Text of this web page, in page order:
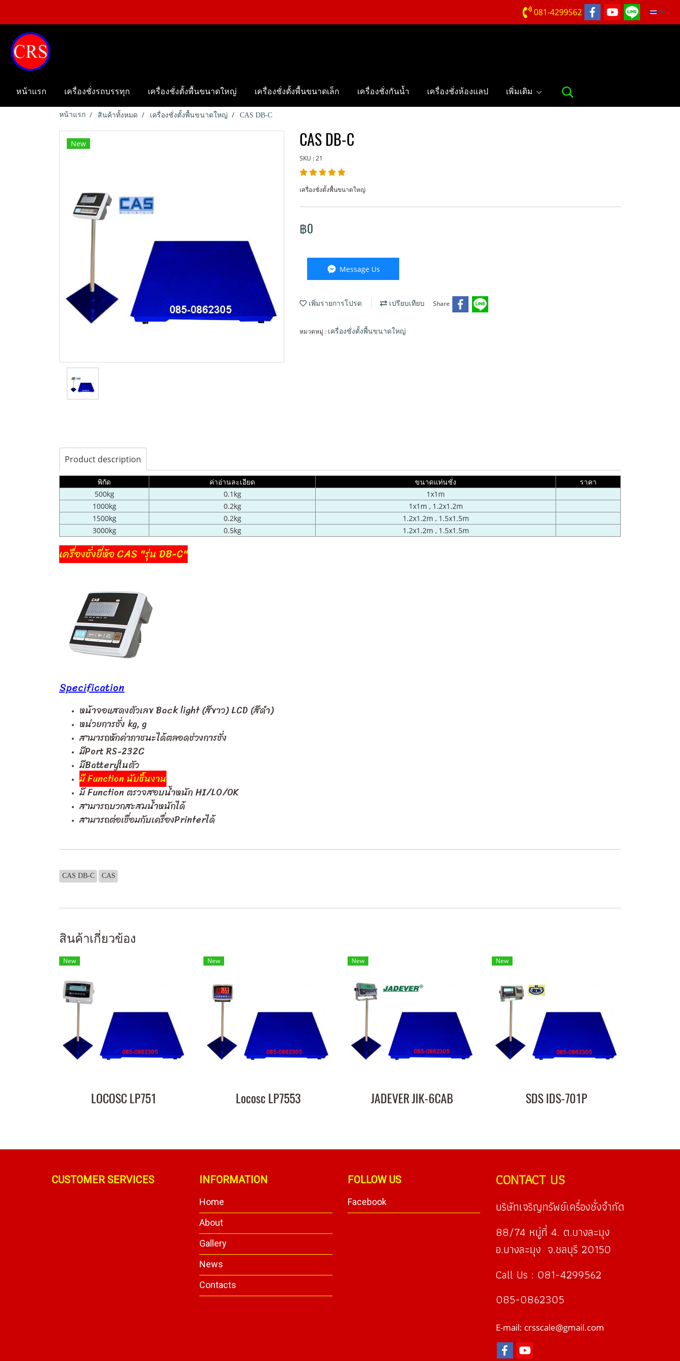
081-4299562 TH
หน้าแรก เครื่องชั่งรถบรรทุก เครื่องชั่งตั้งพื้นขนาดใหญ่ เครื่องชั่งตั้งพื้นขนาดเล็ก เครื่องชั่งกันน้ำ เครื่องชั่งห้องแลป เพิ่มเติม
หน้าแรก สินค้าทั้งหมด เครื่องชั่งตั้งพื้นขนาดใหญ่ CAS DB-C
New CAS DB-C
SKU : 21
เครื่องชั่งตั้งพื้นขนาดใหญ่
฿0
Message Us
เพิ่มรายการโปรด เปรียบเทียบ Share
หมวดหมู่ : เครื่องชั่งตั้งพื้นขนาดใหญ่
Product description
พิกัด ค่าอ่านละเอียด ขนาดแท่นชั่ง
ราคา
500kg
0.1kg
1x1m
1000kg
0.2kg
1x1m , 1.2x1.2m
1500kg
0.2kg
1.2x1.2m , 1.5x1.5m
3000kg
0.5kg 1.2x1.2m , 1.5x1.5m
เครื่องชั่งยี่ห้อ CAS "รุ่น DB-C"
Specification
หน้าจอแสดงตัวเลข Back light (สีขาว) LCD (สีดำ)
หน่วยการชั่ง kg, g
สามารถหักค่าภาชนะได้ตลอดช่วงการชั่ง
มีPort RS-232C
มีBatteryในตัว
มี Function นับชิ้นงาน
มี Function ตรวจสอบน้ำหนัก HI/LO/OK
สามารถบวกสะสมน้ำหนักได้
สามารถต่อเชื่อมกับเครื่องPrinterได้
CAS DB-C CAS
สินค้าเกี่ยวข้อง
New
LOCOSC LP751
New
Locosc LP7553
New
JADEVER JIK-6CAB
New
SDS IDS-701P
CUSTOMER SERVICES INFORMATION
Home
About
Gallery
News
Contacts
FOLLOW US
Facebook
CONTACT US
บริษัทเจริญทรัพย์เครื่องชั่งจำกัด
88/74 หมู่ที่ 4. ต.บางละมุง
อ.บางละมุง จ.ชลบุรี 20150
Call Us : 081-4299562
085-0862305
E-mail: crsscale@gmail.com